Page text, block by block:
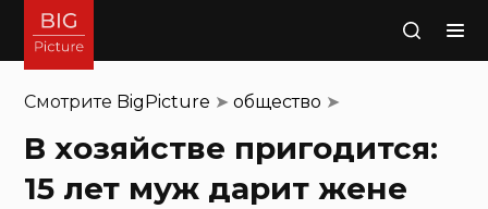
Поиск
Смотрите BigPicture ➤общество ➤
В хозяйстве пригодится:
15 лет муж дарит жене